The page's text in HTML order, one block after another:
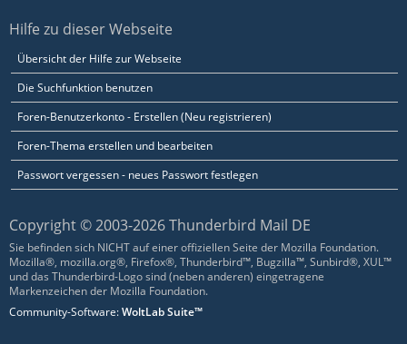
Hilfe zu dieser Webseite
Übersicht der Hilfe zur Webseite
Die Suchfunktion benutzen
Foren-Benutzerkonto - Erstellen (Neu registrieren)
Foren-Thema erstellen und bearbeiten
Passwort vergessen - neues Passwort festlegen
Copyright © 2003-2026 Thunderbird Mail DE
Sie befinden sich NICHT auf einer offiziellen Seite der Mozilla Foundation.
Mozilla®, mozilla.org®, Firefox®, Thunderbird™, Bugzilla™, Sunbird®, XUL™
und das Thunderbird-Logo sind (neben anderen) eingetragene
Markenzeichen der Mozilla Foundation.
Community-Software:WoltLab Suite™